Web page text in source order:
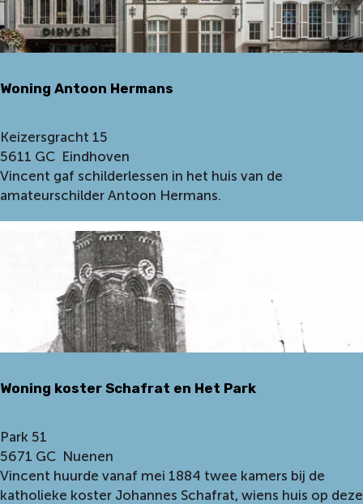
m
e
s
e
r
k
N
Woning Antoon Hermans
W
o
n
i
n
e
m
a
n
s
Keizersgracht 15
5611 GC Eindhoven
Vincent gaf schilderlessen in het huis van de
amateurschilder Antoon Hermans.
Woning koster Schafrat en Het Park
W
o
n
i
Park 51
5671 GC Nuenen
Vincent huurde vanaf mei 1884 twee kamers bij de
katholieke koster Johannes Schafrat, wiens huis op deze